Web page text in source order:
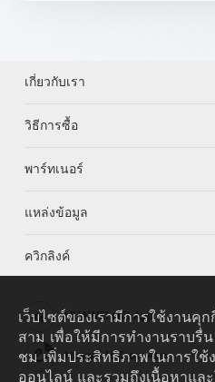
เกี่ยวกับเรา
วิธีการซื้อ
พาร์ทเนอร์
แหล่งข้อมูล
ควิกลิงค์
HUAWEI eKit App
Huawei HiKnow App
เว็บไซต์ของเรามีการใช้งาน
สาม เพื่อให้มีการทำงานราบรื่น
ชม เพิ่มประสิทธิภาพในการใช้
ออนไลน์ และรวมถึงเนื้อหาแล